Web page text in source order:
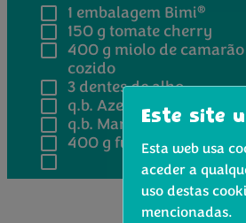
1 embalagem Bimi®
150 g tomate cherry
400 g miolo de camarão
cozido
3 dentes de alho
q.b. Azeite, sal e pimenta
q.b. Manjericão fresco
400 g fusilli
Este site
Esta web usa
aceder a
uso destas
mencionadas.